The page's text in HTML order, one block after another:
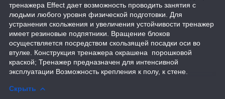
тренажера Effect дает возможность проводить занятия с
людьми любого уровня физической подготовки. Для
устранения скольжения и увеличения устойчивости тренажер
имеет резиновые подпятники. Вращение блоков
осуществляется посредством скользящей посадки оси во
втулке. Конструкция тренажера окрашена порошковой
краской; Тренажер предназначен для интенсивной
эксплуатации Возможность крепления к полу, к стене.
Скрыть